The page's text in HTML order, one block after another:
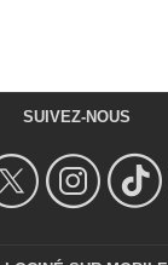
SUIVEZ-NOUS